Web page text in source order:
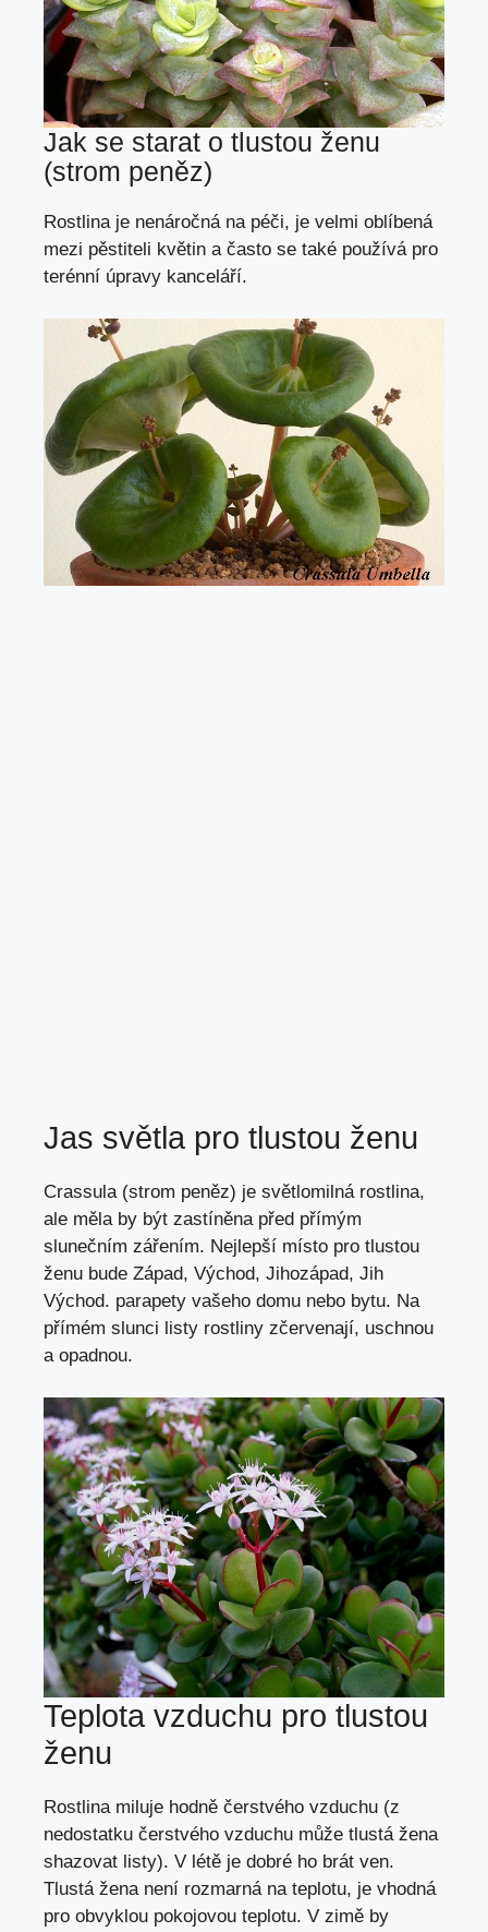
Jak se starat o tlustou ženu
(strom peněz)
Rostlina je nenáročná na péči, je velmi oblíbená
mezi pěstiteli květin a často se také používá pro
terénní úpravy kanceláří.
Jas světla pro tlustou ženu
Crassula (strom peněz) je světlomilná rostlina,
ale měla by být zastíněna před přímým
slunečním zářením. Nejlepší místo pro tlustou
ženu bude Západ, Východ, Jihozápad, Jih
Východ. parapety vašeho domu nebo bytu. Na
přímém slunci listy rostliny zčervenají, uschnou
a opadnou.
Teplota vzduchu pro tlustou
ženu
Rostlina miluje hodně čerstvého vzduchu (z
nedostatku čerstvého vzduchu může tlustá žena
shazovat listy). V létě je dobré ho brát ven.
Tlustá žena není rozmarná na teplotu, je vhodná
pro obvyklou pokojovou teplotu. V zimě by